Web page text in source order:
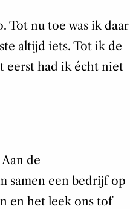
Tot nu toe was ik daar
altijd iets. Tot ik de
eerst had ik écht niet
de
samen een bedrijf op
en het leek ons tof